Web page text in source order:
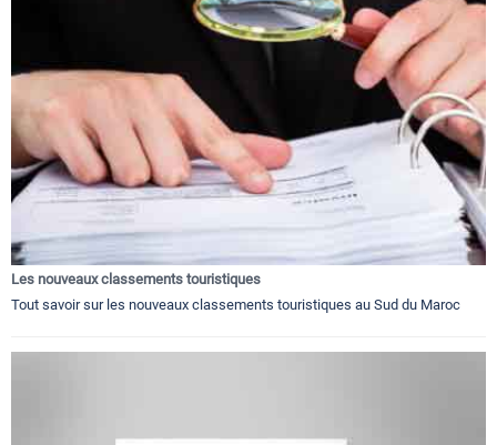
Les nouveaux classements touristiques
Tout savoir sur les nouveaux classements touristiques au Sud du Maroc